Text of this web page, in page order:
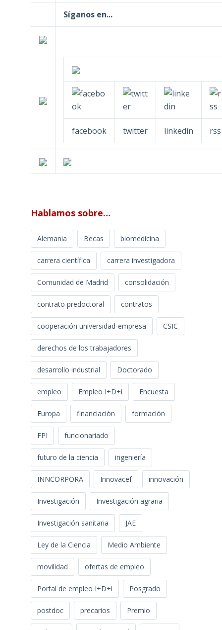
Síganos en...
facebook twitter linkedin rss
Hablamos sobre…
Alemania Becas biomedicina
carrera científica carrera investigadora
Comunidad de Madrid consolidación
contrato predoctoral contratos
cooperación universidad-empresa CSIC
derechos de los trabajadores
desarrollo industrial Doctorado
empleo Empleo I+D+i Encuesta
Europa financiación formación
FPI funcionariado
futuro de la ciencia ingeniería
INNCORPORA Innovacef innovación
Investigación Investigación agraria
Investigación sanitaria JAE
Ley de la Ciencia Medio Ambiente
movilidad ofertas de empleo
Portal de empleo I+D+i Posgrado
postdoc precarios Premio